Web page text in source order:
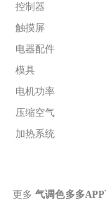
控制器
触摸屏
电器配件
模具
电机功率
压缩空气
加热系统
更多气调色多多